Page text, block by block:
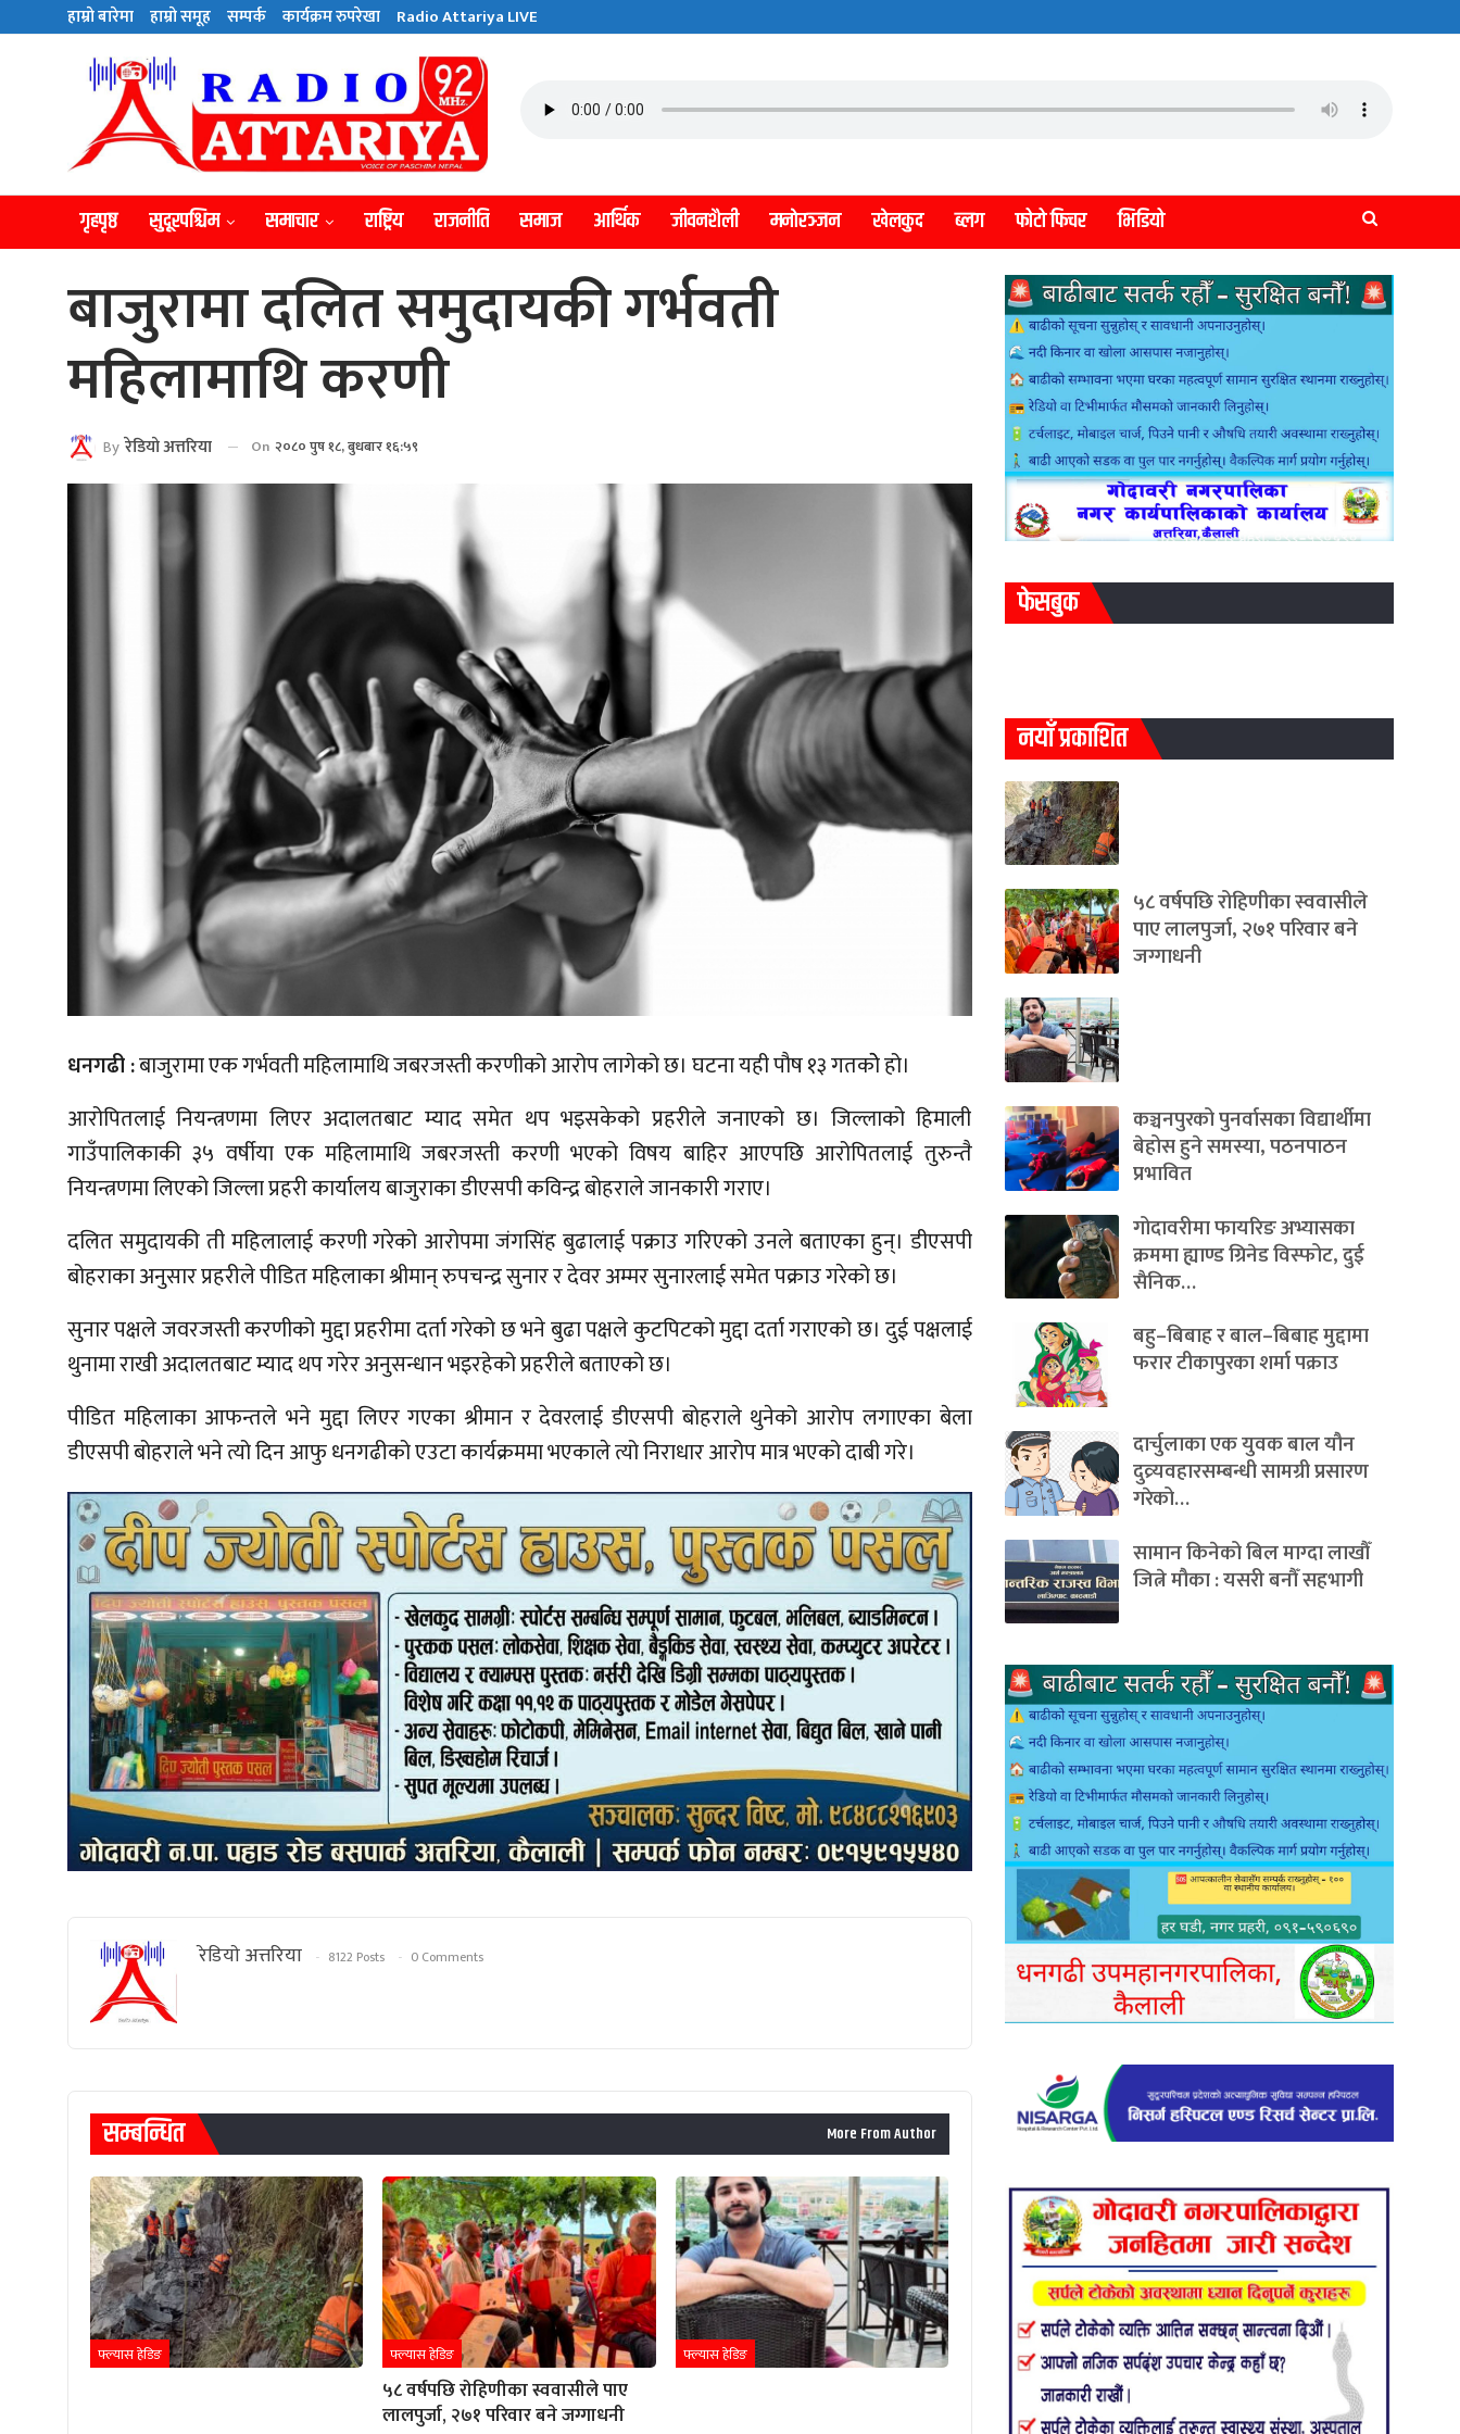
हाम्राे बारेमा हाम्राे समूह सम्पर्क कार्यक्रम रुपरेखा Radio Attariya LIVE
गृहपृष्ठ सुदूरपश्चिम समाचार राष्ट्रिय राजनीति समाज आर्थिक जीवनशैली मनाेरञ्जन खेलकुद ब्लग फोटो फिचर भिडियो
बाजुरामा दलित समुदायकी गर्भवती
महिलामाथि करणी
By रेडियाे अत्तरिया On २०८० पुष १८, बुधबार १६:५९
धनगढी :बाजुरामा एक गर्भवती महिलामाथि जबरजस्ती करणीको आरोप लागेको छ। घटना यही पौष १३ गतकोे हो।
आरोपितलाई नियन्त्रणमा लिएर अदालतबाट म्याद समेत थप भइसकेको प्रहरीले जनाएको छ। जिल्लाको हिमाली
गाउँपालिकाकी ३५ वर्षीया एक महिलामाथि जबरजस्ती करणी भएको विषय बाहिर आएपछि आरोपितलाई तुरुन्तै
नियन्त्रणमा लिएको जिल्ला प्रहरी कार्यालय बाजुराका डीएसपी कविन्द्र बोहराले जानकारी गराए।
दलित समुदायकी ती महिलालाई करणी गरेको आरोपमा जंगसिंह बुढालाई पक्राउ गरिएको उनले बताएका हुन्। डीएसपी
बोहराका अनुसार प्रहरीले पीडित महिलाका श्रीमान् रुपचन्द्र सुनार र देवर अम्मर सुनारलाई समेत पक्राउ गरेको छ।
सुनार पक्षले जवरजस्ती करणीको मुद्दा प्रहरीमा दर्ता गरेको छ भने बुढा पक्षले कुटपिटको मुद्दा दर्ता गराएको छ। दुई पक्षलाई
थुनामा राखी अदालतबाट म्याद थप गरेर अनुसन्धान भइरहेको प्रहरीले बताएको छ।
पीडित महिलाका आफन्तले भने मुद्दा लिएर गएका श्रीमान र देवरलाई डीएसपी बोहराले थुनेको आरोप लगाएका बेला
डीएसपी बोहराले भने त्यो दिन आफु धनगढीको एउटा कार्यक्रममा भएकाले त्यो निराधार आरोप मात्र भएको दाबी गरे।
रेडियाे अत्तरिया 8122 Posts 0 Comments
सम्बन्धित More From Author
फ्ल्यास हेडिङ फ्ल्यास हेडिङ
५८ वर्षपछि रोहिणीका स्ववासीले पाए
लालपुर्जा, २७१ परिवार बने जग्गाधनी
फ्ल्यास हेडिङ
फेसबुक
नयाँ प्रकाशित
५८ वर्षपछि रोहिणीका स्ववासीले
पाए लालपुर्जा, २७१ परिवार बने
जग्गाधनी
कञ्चनपुरको पुनर्वासका विद्यार्थीमा
बेहोस हुने समस्या, पठनपाठन
प्रभावित
गोदावरीमा फायरिङ अभ्यासका
क्रममा ह्याण्ड ग्रिनेड विस्फोट, दुई
सैनिक…
बहु–बिबाह र बाल–बिबाह मुद्दामा
फरार टीकापुरका शर्मा पक्राउ
दार्चुलाका एक युवक बाल यौन
दुव्र्यवहारसम्बन्धी सामग्री प्रसारण
गरेको…
सामान किनेको बिल माग्दा लाखौँ
जित्ने मौका : यसरी बनौँ सहभागी